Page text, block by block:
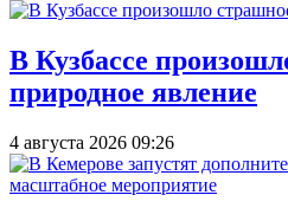
В Кузбассе
природное явление
4 августа 2026 09:26